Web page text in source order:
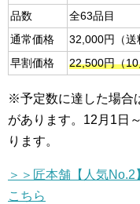
品数
全63品目
通常価格
32,000円（送
早割価格
22,500円（
※予定数に達した場合
があります。12月1日
ります。
＞＞匠本舗【人気
こちら